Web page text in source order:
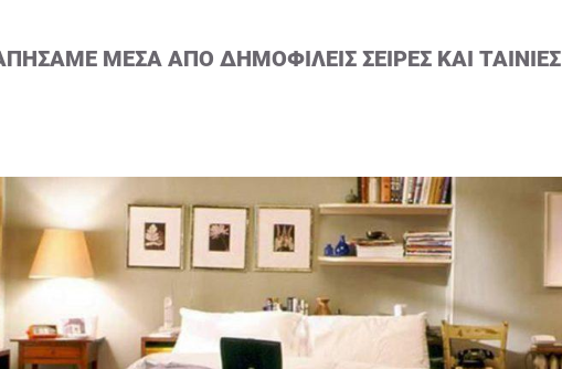
ΜΈΣΑ ΑΠΌ ΔΗΜΟΦΙΛΕΊΣ ΣΕΙΡΈΣ ΚΑΙ ΤΑΙΝΊΕΣ